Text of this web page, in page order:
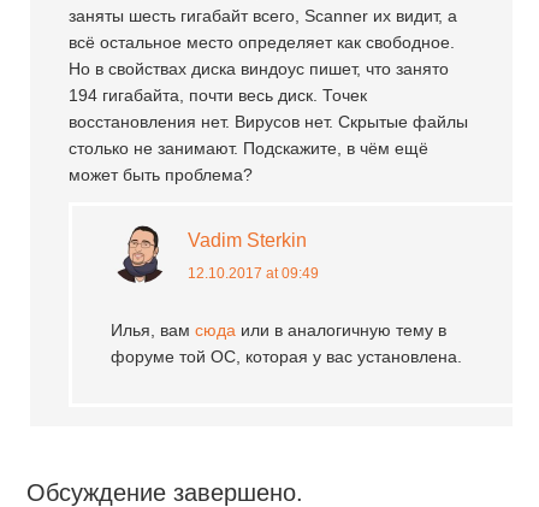
заняты шесть гигабайт всего, Scanner их видит, а
всё остальное место определяет как свободное.
Но в свойствах диска виндоус пишет, что занято
194 гигабайта, почти весь диск. Точек
восстановления нет. Вирусов нет. Скрытые файлы
столько не занимают. Подскажите, в чём ещё
может быть проблема?
Vadim Sterkin
12.10.2017 at 09:49
Илья, вамсюда или в аналогичную тему в
форуме той ОС, которая у вас установлена.
Обсуждение завершено.